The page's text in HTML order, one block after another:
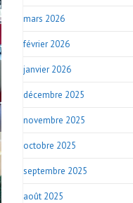
mars 2026
février 2026
janvier 2026
décembre 2025
novembre 2025
octobre 2025
septembre 2025
août 2025